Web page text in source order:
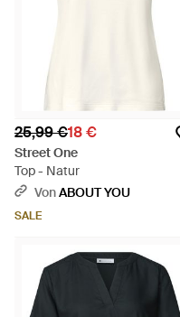
25,99 €18 €
Street One
Top - Natur
VonABOUT YOU
SALE